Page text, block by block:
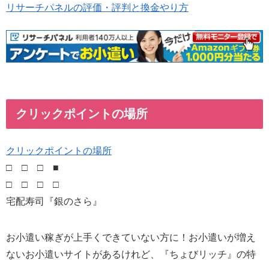
リサーチパネルの評価・評判と換金やり方
クリックポイントの場所
クリックポイントの場所
□ □ □ ■
□ □ □ □
宅配寿司『銀のさら』
お小遣い稼ぎが上手くできていない方に！お小遣いが増え
ないお小遣いサイトがあるけれど、『ちょびリッチ』の特